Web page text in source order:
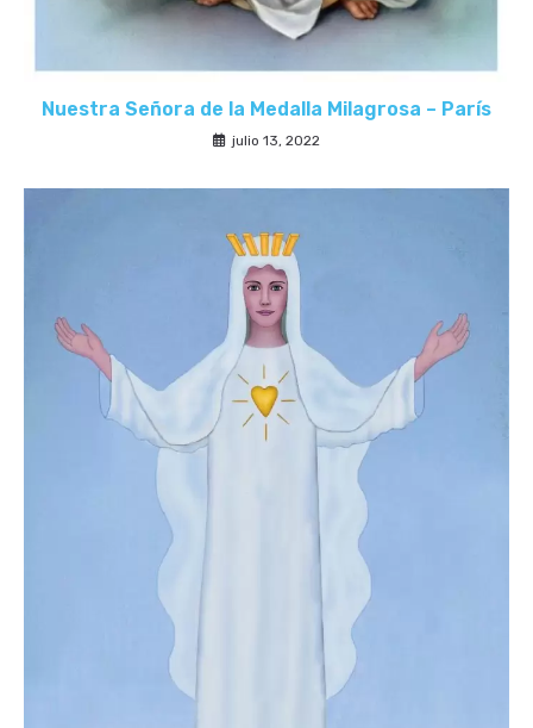
Nuestra Señora de la Medalla Milagrosa – París
julio 13, 2022